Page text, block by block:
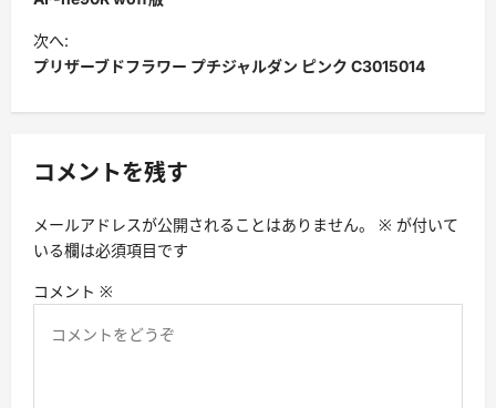
ナ
ビ
シ
ン
次へ:
プリザーブドフラワー プチジャルダン ピンク C3015014
コメントを残す
メールアドレスが公開されることはありません。 ※ が付いて
いる欄は必須項目です
コメント ※